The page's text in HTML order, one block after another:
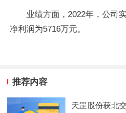
业绩方面，2022年，公司
净利润为5716万元。
推荐内容
天罡股份获北